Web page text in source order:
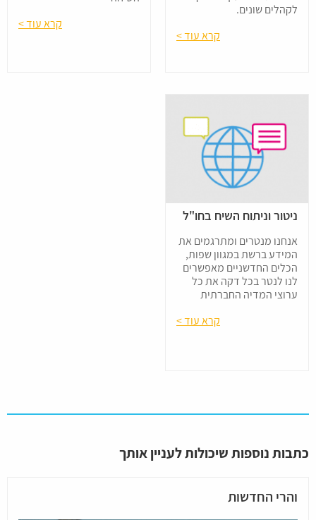
לקהלים שונים.
קרא עוד >
קרא עוד >
ניטור וניתוח השיח בחו"ל
אנחנו מנטרים ומתרגמים את
המידע ברשת במגוון שפות,
הכלים החדשניים מאפשרים
לנו לנטר בכל דקה את כל
ערוצי המדיה החברתית
קרא עוד >
כתבות נוספות שיכולות לעניין אותך
והרי החדשות